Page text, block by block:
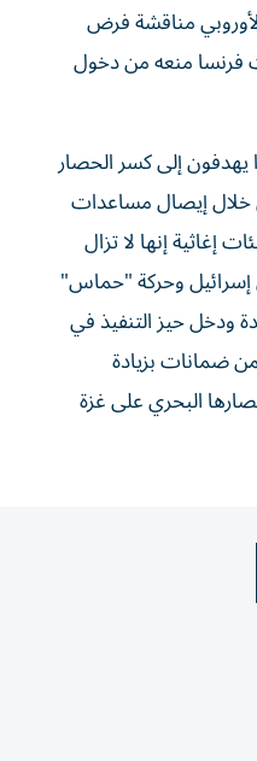
مناقشة فرض
فرنسا ‌منعه من دخول
يهدفون إلى كسر الحصار
خلال إيصال مساعدات
إغاثية إنها لا تزال
وحركة "حماس"
ودخل حيز التنفيذ في
2025، ويتضمن ضمانات بزيادة
البحري على ⁠غزة